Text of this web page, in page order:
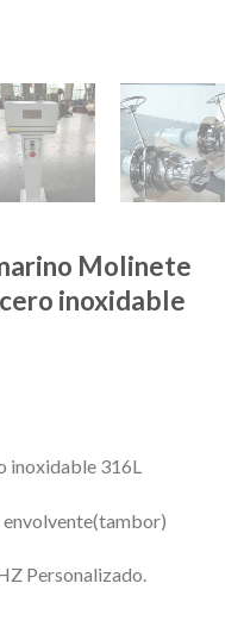
Molinete
inoxidable
inoxidable 316L
Personalizado.